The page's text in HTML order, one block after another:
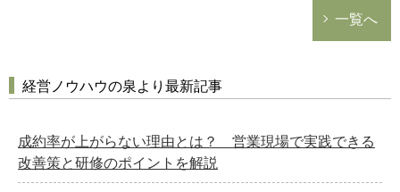
一覧へ
経営ノウハウの泉より最新記事
成約率が上がらない理由とは？ 営業現場で実践できる
改善策と研修のポイントを解説